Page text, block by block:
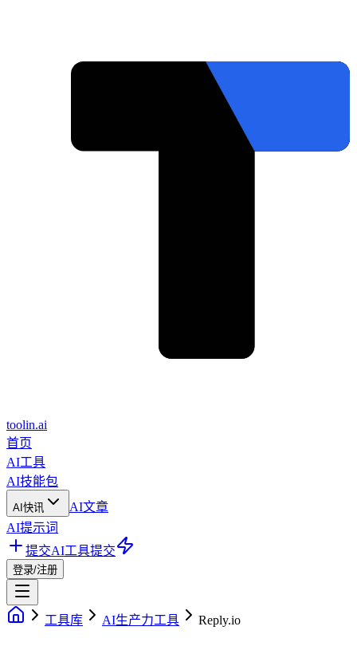
toolin.ai
首页
AI工具
AI技能包
AI快讯
AI文章
AI提示词
提交AI工具提交
登录/注册
工具库 AI生产力工具 Reply.io